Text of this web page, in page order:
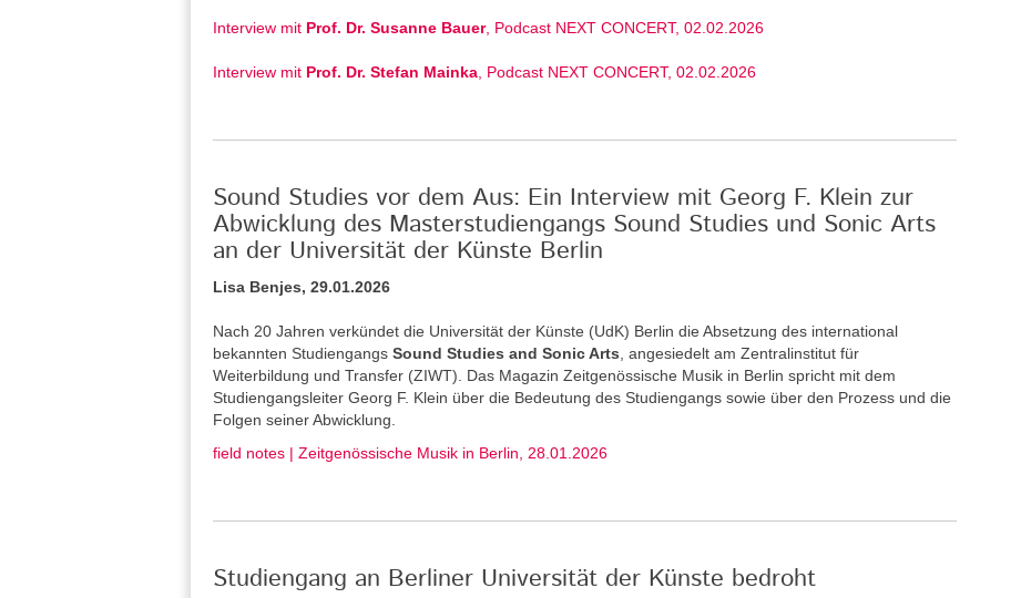
Interview mit Prof. Dr. Susanne Bauer, Podcast NEXT CONCERT, 02.02.2026
Interview mit Prof. Dr. Stefan Mainka , Podcast NEXT CONCERT, 02.02.2026
Sound Studies vor dem Aus: Ein Interview mit Georg F. Klein zur
Abwicklung des Masterstudiengangs Sound Studies und Sonic Arts
an der Universität der Künste Berlin
Lisa Benjes, 29.01.2026
Nach 20 Jahren verkündet die Universität der Künste (UdK) Berlin die Absetzung des international
bekannten Studiengangs Sound Studies and Sonic Arts , angesiedelt am Zentralinstitut für
Weiterbildung und Transfer (ZIWT). Das Magazin Zeitgenössische Musik in Berlin spricht mit dem
Studiengangsleiter Georg F. Klein über die Bedeutung des Studiengangs sowie über den Prozess und die
Folgen seiner Abwicklung.
field notes | Zeitgenössische Musik in Berlin, 28.01.2026
Studiengang an Berliner Universität der Künste bedroht